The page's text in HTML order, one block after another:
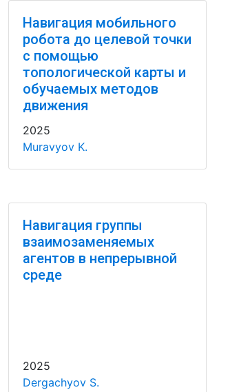
Навигация мобильного
робота до целевой точки
с помощью
топологической карты и
обучаемых методов
движения
2025
Muravyov K.
Навигация группы
взаимозаменяемых
агентов в непрерывной
среде
2025
Dergachyov S.